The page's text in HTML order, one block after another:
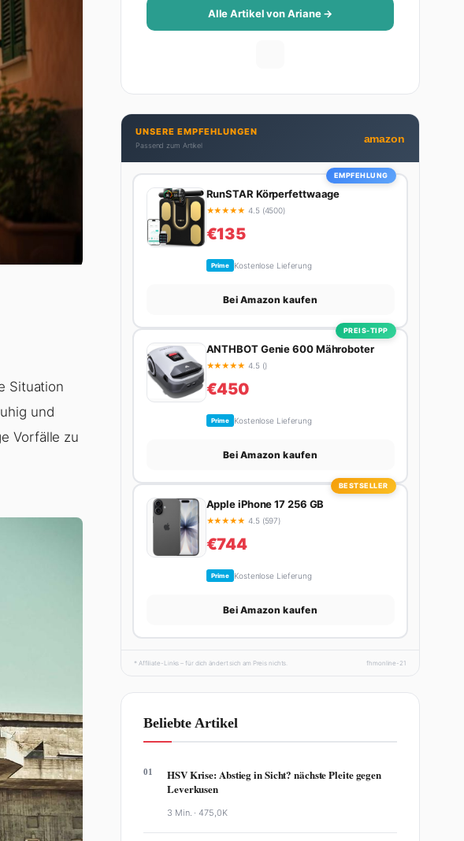
Situation
und
Vorfälle zu
Food-Trends bis hin zu Beziehungsratgebern, die
auch Männer gerne lesen. Ihre Geheimwaffe: Sie
ewigen Suche nach dem besten Brunch-Spot der
Stadt. Ihre Interior-Tipps basieren auf echter
Erfahrung – ihre Wohnung wurde schon zweimal in
Design-Blogs gefeatured.
Alle Artikel von Ariane →
UNSERE EMPFEHLUNGEN
Passend zum Artikel
amazon
EMPFEHLUNG
RunSTAR Körperfettwaage
★★★★★ 4.5 (4500)
€135
Prime Kostenlose Lieferung
Bei Amazon kaufen
PREIS-TIPP
ANTHBOT Genie 600 Mähroboter
★★★★★ 4.5 ()
€450
Prime Kostenlose Lieferung
Bei Amazon kaufen
BESTSELLER
Apple iPhone 17 256 GB
★★★★★ 4.5 (597)
€744
Prime Kostenlose Lieferung
Bei Amazon kaufen
* Affiliate-Links – für dich ändert sich am Preis nichts. fhmonline-21
Beliebte Artikel
01
HSV Krise: Abstieg in Sicht? nächste Pleite gegen
Leverkusen
3 Min. ·475,0K